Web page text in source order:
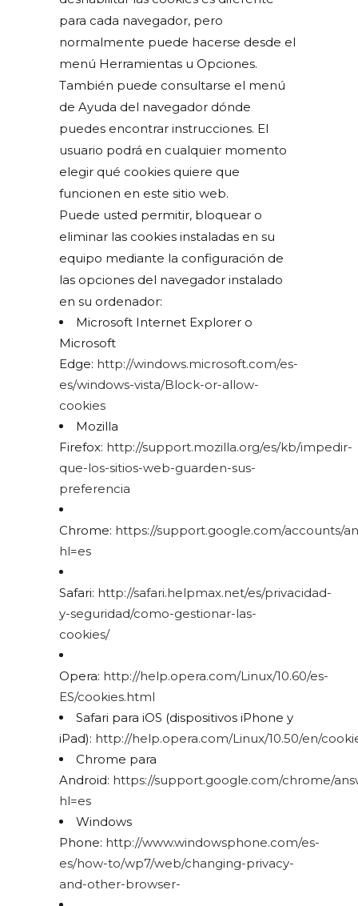
para cada navegador, pero
normalmente puede hacerse desde el
menú Herramientas u Opciones.
También puede consultarse el menú
de Ayuda del navegador dónde
puedes encontrar instrucciones. El
usuario podrá en cualquier momento
elegir qué cookies quiere que
funcionen en este sitio web.
Puede usted permitir, bloquear o
eliminar las cookies instaladas en su
equipo mediante la configuración de
las opciones del navegador instalado
en su ordenador:
Microsoft Internet Explorer o
Microsoft
Edge: http://windows.microsoft.com/es-
es/windows-vista/Block-or-allow-
cookies
Mozilla
Firefox: http://support.mozilla.org/es/kb/impedir-
que-los-sitios-web-guarden-sus-
preferencia
Chrome: https://support.google.com/accounts/
hl=es
Safari: http://safari.helpmax.net/es/privacidad-
y-seguridad/como-gestionar-las-
cookies/
Opera: http://help.opera.com/Linux/10.60/es-
ES/cookies.html
Safari para iOS (dispositivos iPhone y
iPad): http://help.opera.com/Linux/10.50/en/
Chrome para
Android: https://support.google.com/chrome/
hl=es
Windows
Phone: http://www.windowsphone.com/es-
es/how-to/wp7/web/changing-privacy-
and-other-browser-